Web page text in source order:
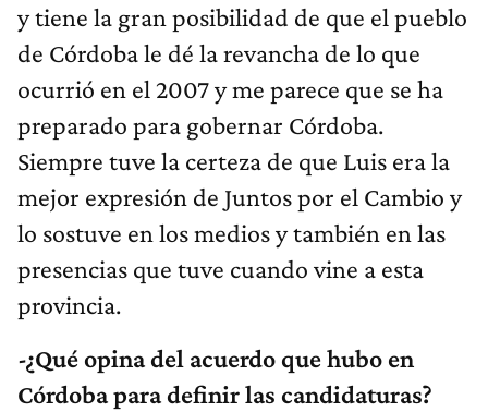
y tiene la gran posibilidad de que el pueblo
de Córdoba le dé la revancha de lo que
ocurrió en el 2007 y me parece que se ha
preparado para gobernar Córdoba.
Siempre tuve la certeza de que Luis era la
mejor expresión de Juntos por el Cambio y
lo sostuve en los medios y también en las
presencias que tuve cuando vine a esta
provincia.
-¿Qué opina del acuerdo que hubo en
Córdoba para definir las candidaturas?